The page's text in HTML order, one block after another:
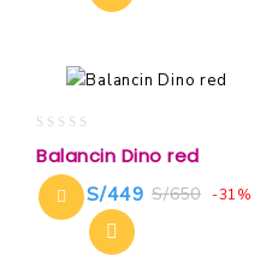
out
of
5
Balancin Dino red
S/650
S/449 -31%